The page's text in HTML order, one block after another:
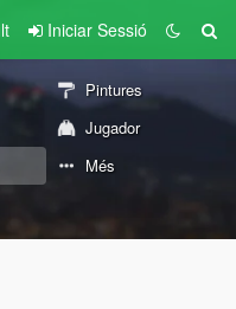
Iniciar Sessió
Pintures
Jugador
Més